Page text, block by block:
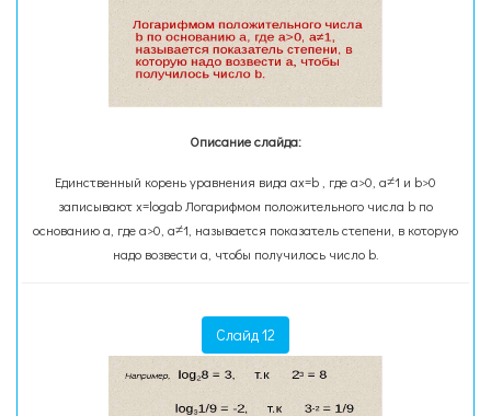
Описание слайда:
Единственный корень уравнения вида ax=b , где а>0, a≠1 и b>0
записывают x=logab Логарифмом положительного числа b по
основанию a, где а>0, a≠1, называется показатель степени, в которую
надо возвести а, чтобы получилось число b.
Слайд 12